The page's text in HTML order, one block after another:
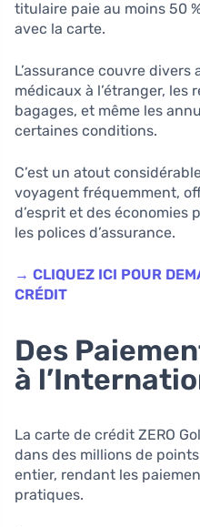
titulaire paie au moins 50
avec la carte.
L’assurance couvre
médicaux à l’étranger, les
bagages, et même les
certaines conditions.
C’est un atout
voyagent fréquemment,
d’esprit et des économies
les polices d’assurance.
→ CLIQUEZ ICI POUR
CRÉDIT
Des
à
La carte de crédit ZERO
dans des millions de
entier, rendant les
pratiques.